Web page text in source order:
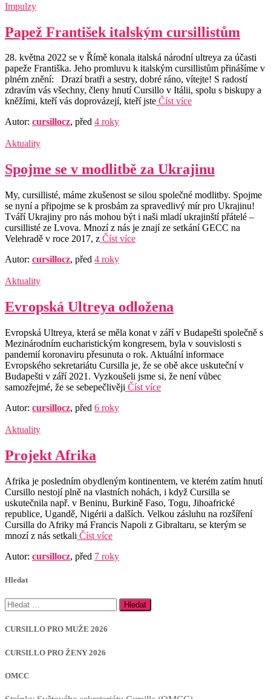
Impulzy
Papež František italským cursillistům
28. května 2022 se v Římě konala italská národní ultreya za účasti
papeže Františka. Jeho promluvu k italským cursillistům přinášíme v
plném znění: Drazí bratři a sestry, dobré ráno, vítejte! S radostí
zdravím vás všechny, členy hnutí Cursillo v Itálii, spolu s biskupy a
kněžími, kteří vás doprovázejí, kteří jste Číst více
Autor: cursillocz, před 4 roky
Aktuality
Spojme se v modlitbě za Ukrajinu
My, cursillisté, máme zkušenost se silou společné modlitby. Spojme
se nyní a připojme se k prosbám za spravedlivý mír pro Ukrajinu!
Tváří Ukrajiny pro nás mohou být i naši mladí ukrajinští přátelé –
cursillisté ze Lvova. Mnozí z nás je znají ze setkání GECC na
Velehradě v roce 2017, z Číst více
Autor: cursillocz, před 4 roky
Aktuality
Evropská Ultreya odložena
Evropská Ultreya, která se měla konat v září v Budapešti společně s
Mezinárodním eucharistickým kongresem, byla v souvislosti s
pandemií koronaviru přesunuta o rok. Aktuální informace
Evropského sekretariátu Cursilla je, že se obě akce uskuteční v
Budapešti v září 2021. Vyzkoušeli jsme si, že není vůbec
samozřejmé, že se sebepečlivěji Číst více
Autor: cursillocz, před 6 roky
Aktuality
Projekt Afrika
Afrika je posledním obydleným kontinentem, ve kterém zatím hnutí
Cursillo nestojí plně na vlastních nohách, i když Cursilla se
uskutečnila např. v Beninu, Burkině Faso, Togu, Jihoafrické
republice, Ugandě, Nigérii a dalších. Velkou zásluhu na rozšíření
Cursilla do Afriky má Francis Napoli z Gibraltaru, se kterým se
mnozí z nás setkali Číst více
Autor: cursillocz, před 7 roky
Hledat
Vyhledávání
CURSILLO PRO MUŽE 2026
CURSILLO PRO ŽENY 2026
OMCC